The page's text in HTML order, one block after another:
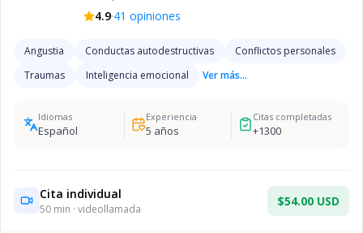
4.9·41 opiniones
Angustia Conductas autodestructivas
Conflictos personales
Traumas
Inteligencia emocional Ver más...
Idiomas
Español
Experiencia
5 años
Citas completadas
+1300
Cita individual
50 min · videollamada
$54.00 USD